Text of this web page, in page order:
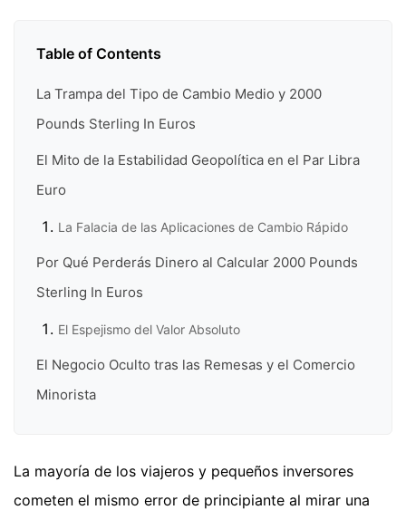
Table of Contents
La Trampa del Tipo de Cambio Medio y 2000
Pounds Sterling In Euros
El Mito de la Estabilidad Geopolítica en el Par Libra
Euro
La Falacia de las Aplicaciones de Cambio Rápido
Por Qué Perderás Dinero al Calcular 2000 Pounds
Sterling In Euros
El Espejismo del Valor Absoluto
El Negocio Oculto tras las Remesas y el Comercio
Minorista
La mayoría de los viajeros y pequeños inversores
cometen el mismo error de principiante al mirar una